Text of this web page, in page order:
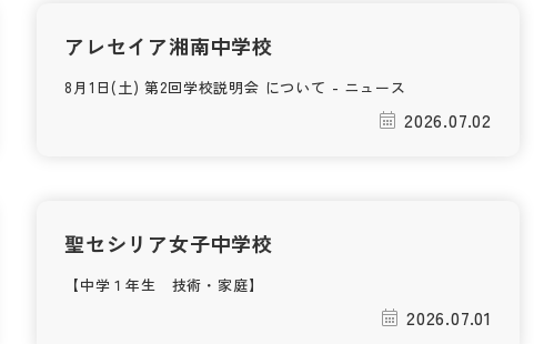
アレセイア湘南中学校
8月1日(土) 第2回学校説明会 について - ニュース
2026.07.02
聖セシリア女子中学校
【中学１年生 技術・家庭】
2026.07.01